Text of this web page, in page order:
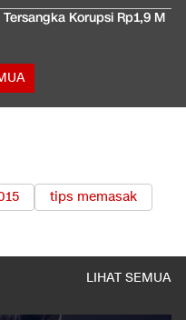
Korupsi Rp1,9 M
tips memasak
LIHAT SEMUA